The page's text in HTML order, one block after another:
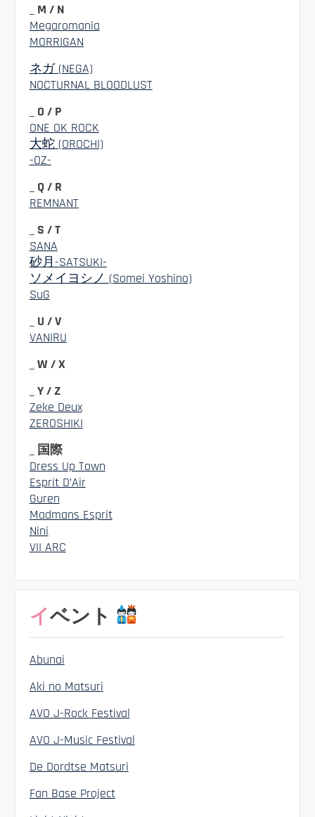
_ M / N
Megaromania
MORRIGAN
ネガ (NEGA)
NOCTURNAL BLOODLUST
_ O / P
ONE OK ROCK
大蛇 (OROCHI)
-OZ-
_ Q / R
REMNANT
_ S / T
SANA
砂月-SATSUKI-
ソメイヨシノ (Somei Yoshino)
SuG
_ U / V
VANIRU
_ W / X
_ Y / Z
Zeke Deux
ZEROSHIKI
_ 国際
Dress Up Town
Esprit D’Air
Guren
Madmans Esprit
Nini
VII ARC
イベント
Abunai
Aki no Matsuri
AVO J-Rock Festival
AVO J-Music Festival
De Dordtse Matsuri
Fan Base Project